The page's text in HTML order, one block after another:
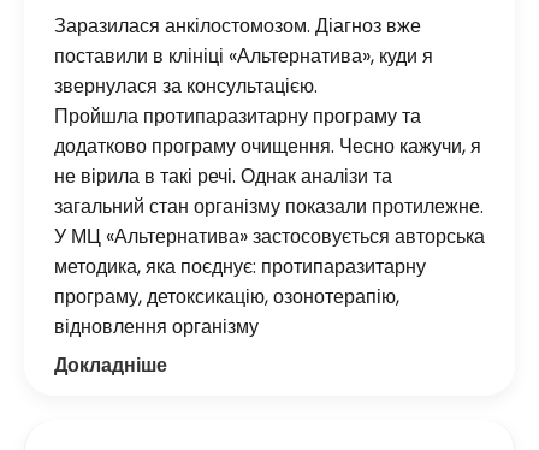
Заразилася анкілостомозом. Діагноз вже
поставили в клініці «Альтернатива», куди я
звернулася за консультацією.
Пройшла протипаразитарну програму та
додатково програму очищення. Чесно кажучи, я
не вірила в такі речі. Однак аналізи та
загальний стан організму показали протилежне.
У МЦ «Альтернатива» застосовується авторська
методика, яка поєднує: протипаразитарну
програму, детоксикацію, озонотерапію,
відновлення організму
Докладніше